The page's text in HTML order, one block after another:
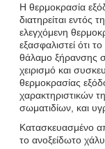
Η θερμοκρασία
διατηρείται εντός
ελεγχόμενη
εξασφαλιστεί ότι
θάλαμο ξήρανσης
χειρισμό και
θερμοκρασίας
χαρακτηριστικών
σωματιδίων, και
Κατασκευασμένο
το ανοξείδωτο